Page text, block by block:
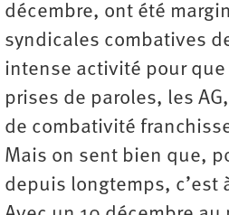
décembre, ont été
syndicales combatives
intense activité pour
prises de paroles, les
de combativité
Mais on sent bien que,
depuis longtemps, c’est